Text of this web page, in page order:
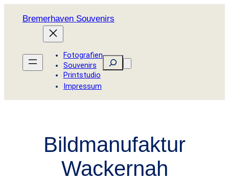
InhaltBremerhaven Souvenirs
Fotografien
Souvenirs
Printstudio
Impressum
Suchen
Bildmanufaktur
Wackernah